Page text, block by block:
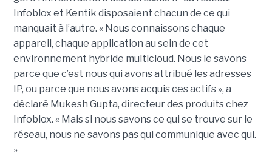
Infoblox et Kentik disposaient chacun de ce qui
manquait à l’autre. « Nous connaissons chaque
appareil, chaque application au sein de cet
environnement hybride multicloud. Nous le savons
parce que c’est nous qui avons attribué les adresses
IP, ou parce que nous avons acquis ces actifs », a
déclaré Mukesh Gupta, directeur des produits chez
Infoblox. « Mais si nous savons ce qui se trouve sur le
réseau, nous ne savons pas qui communique avec qui.
»